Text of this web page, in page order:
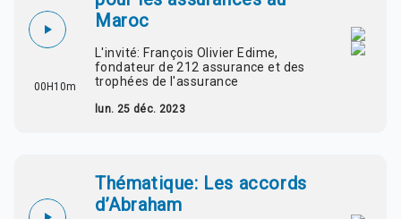
00H10m
Maroc
L'invité: François Olivier Edime,
fondateur de 212 assurance et des
trophées de l'assurance
lun. 25 déc. 2023
Thématique: Les accords
d’Abraham